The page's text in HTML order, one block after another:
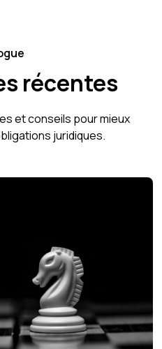
récentes
et conseils pour mieux
juridiques.